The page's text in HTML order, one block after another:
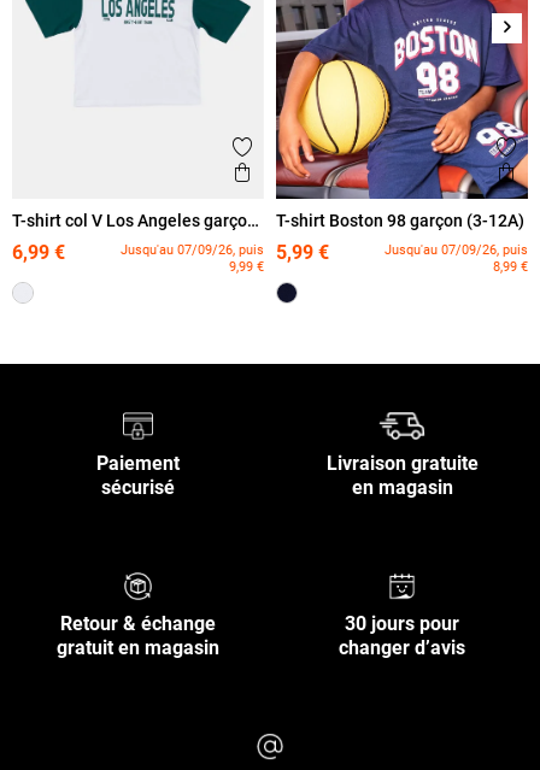
Ajouter aux favoris
Aperçu rapide
T-shirt col V Los Angeles garçon
(3-12A)
6,99 €
Jusqu'au 07/09/26, puis
9,99 €
T-shirt Boston 98 garçon (3-12A)
5,99 €
Jusqu'au 07/09/26, puis
8,99 €
Paiement
sécurisé
Livraison gratuite
en magasin
Retour & échange
gratuit en magasin
30 jours pour
changer d’avis